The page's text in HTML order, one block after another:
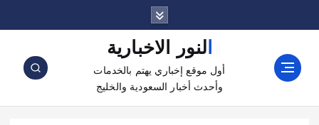
ز
النور الاخبارية
أول موقع إخباري يهتم بالخدمات
وأحدث أخبار السعودية والخليج